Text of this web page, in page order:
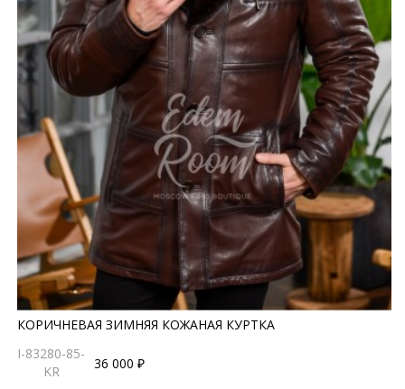
КОРИЧНЕВАЯ ЗИМНЯЯ КОЖАНАЯ КУРТКА
I-83280-85-
KR
36 000 ₽